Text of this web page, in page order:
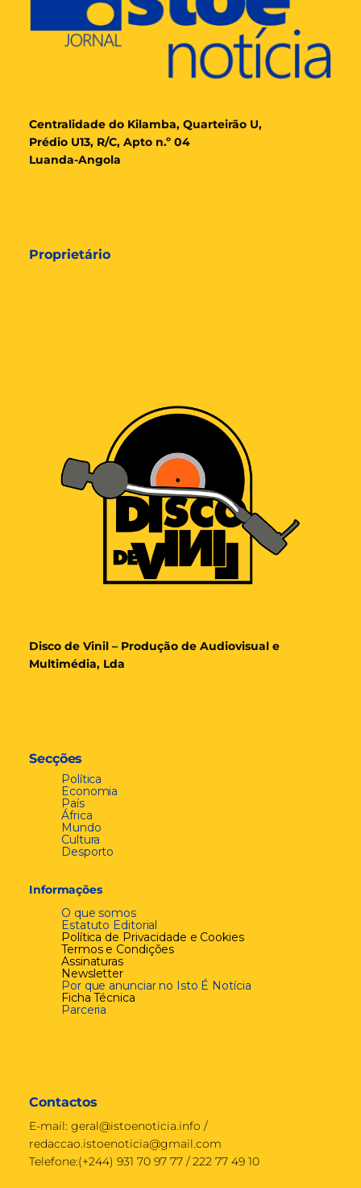
Centralidade do Kilamba, Quarteirão U,
Prédio U13, R/C, Apto n.º 04
Luanda-Angola
Proprietário
Disco de Vinil – Produção de Audiovisual e
Multimédia, Lda
Secções
Política
Economia
País
África
Mundo
Cultura
Desporto
Informações
O que somos
Estatuto Editorial
Política de Privacidade e Cookies
Termos e Condições
Assinaturas
Newsletter
Por que anunciar no Isto É Notícia
Ficha Técnica
Parceria
Contactos
E-mail: geral@istoenoticia.info /
redaccao.istoenoticia@gmail.com
Telefone:(+244) 931 70 97 77 / 222 77 49 10